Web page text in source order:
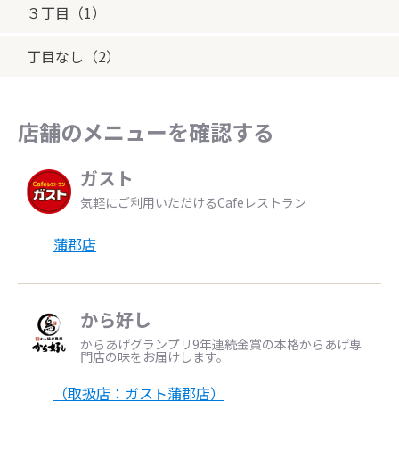
３丁目（1）
丁目なし（2）
店舗のメニューを確認する
ガスト
気軽にご利用いただけるCafeレストラン
蒲郡店
から好し
からあげグランプリ9年連続金賞の本格からあげ専
門店の味をお届けします。
（取扱店：ガスト蒲郡店）